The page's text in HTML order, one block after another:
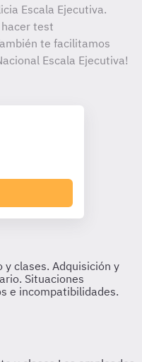
Escala Ejecutiva.
test
te facilitamos
Escala Ejecutiva!